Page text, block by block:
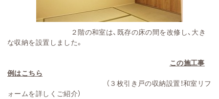
２階の和室は、既存の床の間を改修し、大き
な収納を設置しました。
この施工事
例はこちら
（３枚引き戸の収納設置！和室リフ
ォームを詳しくご紹介）